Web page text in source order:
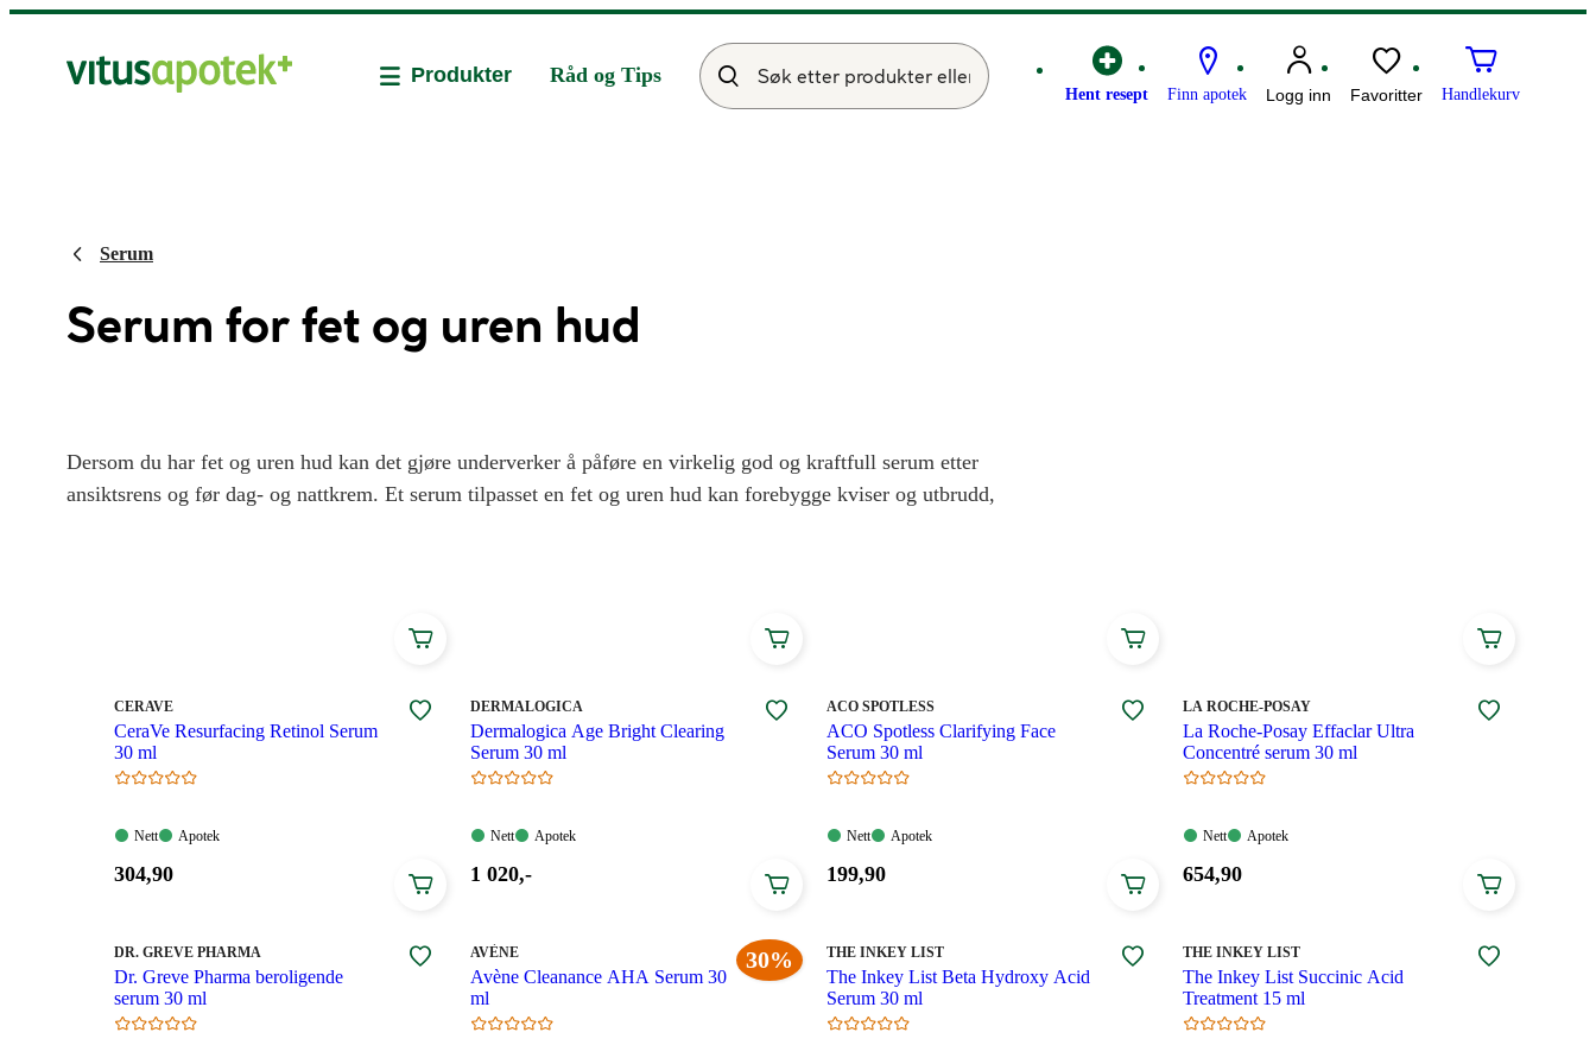
Hent resept Finn apotek Logg inn Favoritter Handlekurv
Produkter Råd og Tips
Serum
Serum for fet og uren hud
Dersom du har fet og uren hud kan det gjøre underverker å påføre en virkelig god og kraftfull serum etter
ansiktsrens og før dag- og nattkrem. Et serum tilpasset en fet og uren hud kan forebygge kviser og utbrudd,
MERKE:
CERAVE
CeraVe Resurfacing Retinol Serum
30 ml
Nett:
Nett
Apotek:
Apotek
Pris:
304,90
MERKE:
DERMALOGICA
Dermalogica Age Bright Clearing
Serum 30 ml
Nett:
Nett
Apotek:
Apotek
Pris:
kroner.
1 020,-
MERKE:
ACO SPOTLESS
ACO Spotless Clarifying Face
Serum 30 ml
Nett:
Nett
Apotek:
Apotek
Pris:
199,90
MERKE:
LA ROCHE-POSAY
La Roche-Posay Effaclar Ultra
Concentré serum 30 ml
Nett:
Nett
Apotek:
Apotek
Pris:
654,90
MERKE:
DR. GREVE PHARMA
Dr. Greve Pharma beroligende
serum 30 ml
30%
MERKE
AVÈNE
Avène Cleanance AHA Serum 30
ml
MERKE:
THE INKEY LIST
The Inkey List Beta Hydroxy Acid
Serum 30 ml
MERKE:
THE INKEY LIST
The Inkey List Succinic Acid
Treatment 15 ml